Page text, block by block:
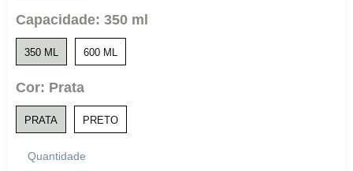
Capacidade: 350 ml
350 ML 600 ML
Cor: Prata
PRATA PRETO
Quantidade